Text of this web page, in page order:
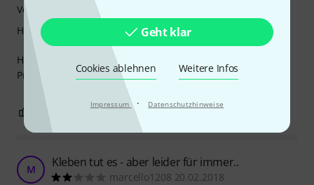
Geht klar
Cookies ablehnen Weitere Infos
Impressum · Datenschutzhinweise
Hatte ich noch nie, lässt sich gut abrollen, hält gut.
Preis - Leistung stimmt.
Verarbeitung
Handling
BEWERTUNG MELDEN
M Kleben tut es - aber leider für immer..
marcello1208 20.02.2018